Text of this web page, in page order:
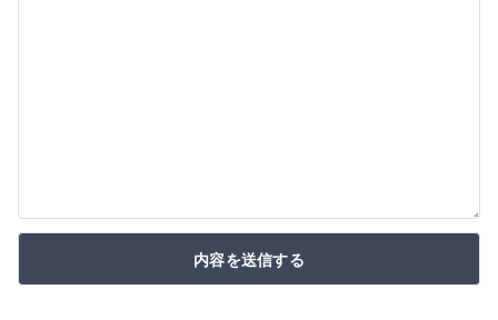
内容を送信する